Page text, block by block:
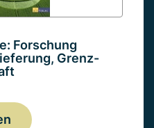
Forschung
Grenz-